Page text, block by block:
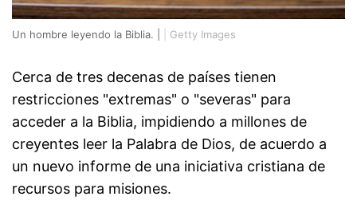
Un hombre leyendo la Biblia. | Getty Images
Cerca de tres decenas de países tienen
restricciones "extremas" o "severas" para
acceder a la Biblia, impidiendo a millones de
creyentes leer la Palabra de Dios, de acuerdo a
un nuevo informe de una iniciativa cristiana de
recursos para misiones.